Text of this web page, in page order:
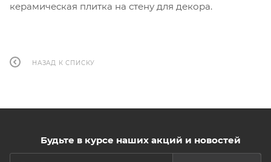
керамическая плитка на стену для декора.
НАЗАД К СПИСКУ
Будьте в курсе наших акций и новостей